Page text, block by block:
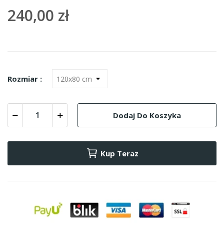
240,00 zł
Rozmiar :
Dodaj Do Koszyka
Kup Teraz